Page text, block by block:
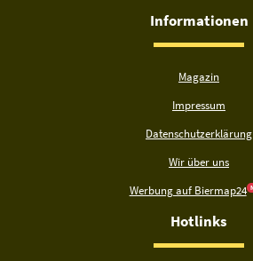
Informationen
Magazin
Impressum
Datenschutzerklärung
Wir über uns
Werbung auf Biermap24
Hotlinks